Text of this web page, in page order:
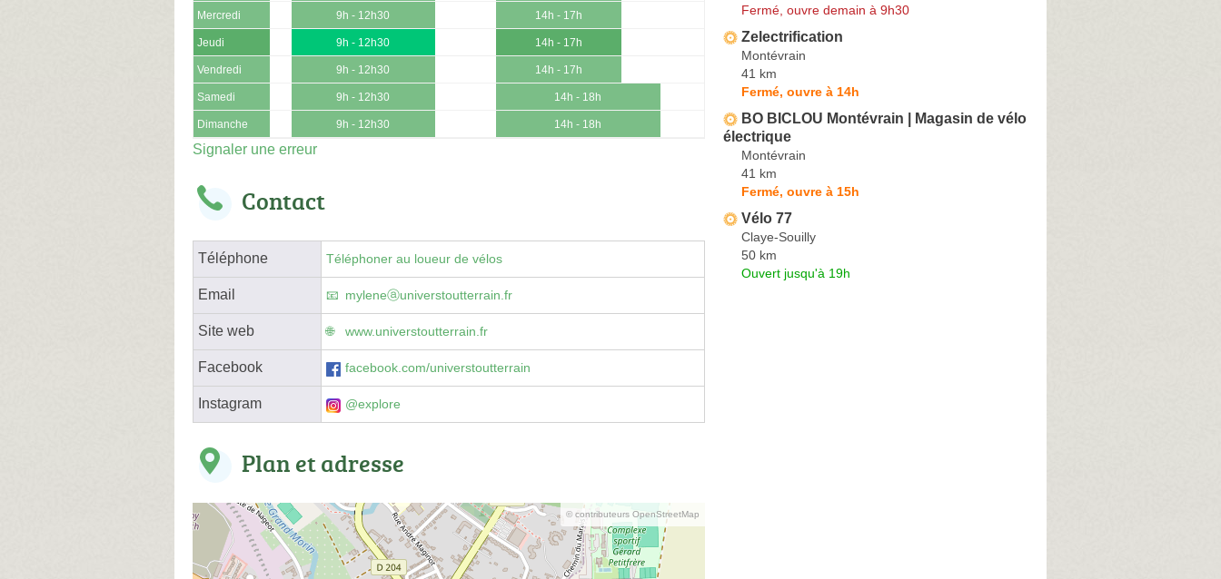
Mercredi 9h - 12h30 14h - 17h
Jeudi 9h - 12h30 14h - 17h
Vendredi 9h - 12h30 14h - 17h
Samedi 9h - 12h30 14h - 18h
Dimanche 9h - 12h30 14h - 18h
Signaler une erreur
Contact
Téléphone Téléphoner au loueur de vélos
Email myleneⓐuniverstoutterrain.fr
Site web www.universtoutterrain.fr
Facebook facebook.com/universtoutterrain
Instagram @explore
Plan et adresse
© contributeurs OpenStreetMap
Fermé, ouvre demain à 9h30
Zelectrification
Montévrain
41 km
Fermé, ouvre à 14h
BO BICLOU Montévrain | Magasin de vélo
électrique
Montévrain
41 km
Fermé, ouvre à 15h
Vélo 77
Claye-Souilly
50 km
Ouvert jusqu'à 19h